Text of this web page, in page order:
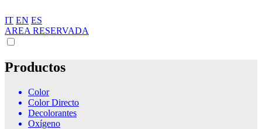
IT EN ES
AREA RESERVADA
Productos
Color
Color Directo
Decolorantes
Oxígeno